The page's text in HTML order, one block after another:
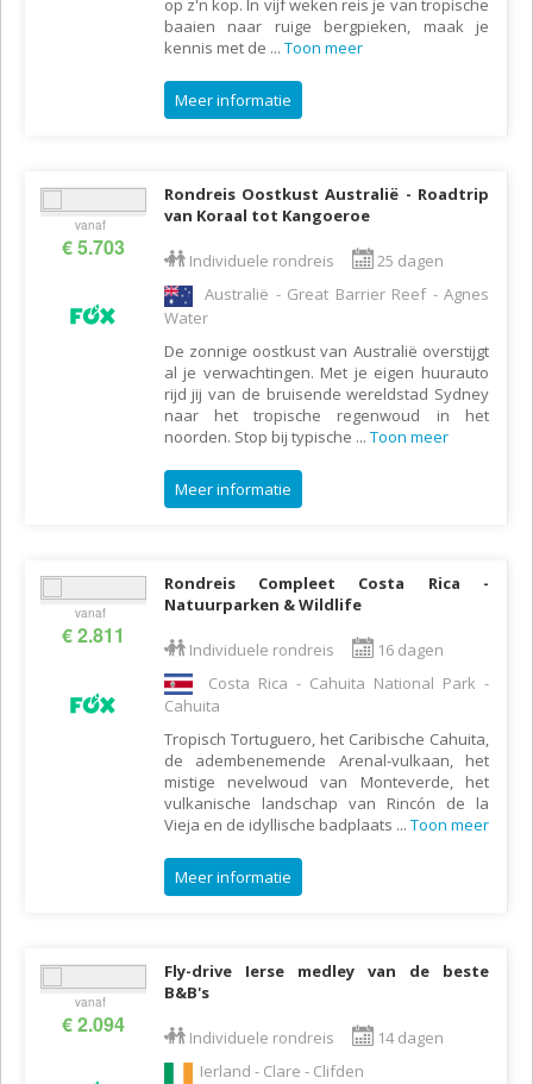
op z'n kop. In vijf weken reis je van tropische
baaien naar ruige bergpieken, maak je
kennis met de ... Toon meer
Meer informatie
vanaf
€ 5.703
Rondreis Oostkust Australië - Roadtrip
van Koraal tot Kangoeroe
Individuele rondreis
25 dagen
Australië - Great Barrier Reef - Agnes
Water
De zonnige oostkust van Australië overstijgt
al je verwachtingen. Met je eigen huurauto
rijd jij van de bruisende wereldstad Sydney
naar het tropische regenwoud in het
noorden. Stop bij typische ... Toon meer
Meer informatie
vanaf
€ 2.811
Rondreis Compleet Costa Rica -
Natuurparken & Wildlife
Individuele rondreis
16 dagen
Costa Rica - Cahuita National Park -
Cahuita
Tropisch Tortuguero, het Caribische Cahuita,
de adembenemende Arenal-vulkaan, het
mistige nevelwoud van Monteverde, het
vulkanische landschap van Rincón de la
Vieja en de idyllische badplaats ... Toon meer
Meer informatie
vanaf
€ 2.094
Fly-drive Ierse medley van de beste
B&B's
Individuele rondreis
14 dagen
Ierland - Clare - Clifden